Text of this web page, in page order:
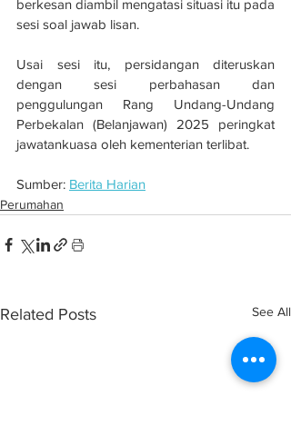
berkesan diambil mengatasi situasi itu pada
sesi soal jawab lisan.
Usai sesi itu, persidangan diteruskan
dengan sesi perbahasan dan
penggulungan Rang Undang-Undang
Perbekalan (Belanjawan) 2025 peringkat
jawatankuasa oleh kementerian terlibat.
Sumber: Berita Harian
Perumahan
Related Posts See All